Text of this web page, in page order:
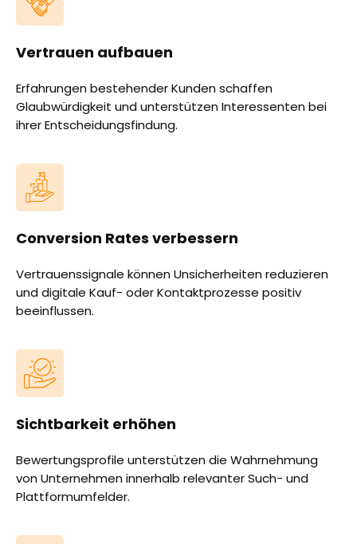
Vertrauen aufbauen
Erfahrungen bestehender Kunden schaffen
Glaubwürdigkeit und unterstützen Interessenten bei
ihrer Entscheidungsfindung.
Conversion Rates verbessern
Vertrauenssignale können Unsicherheiten reduzieren
und digitale Kauf- oder Kontaktprozesse positiv
beeinflussen.
Sichtbarkeit erhöhen
Bewertungsprofile unterstützen die Wahrnehmung
von Unternehmen innerhalb relevanter Such- und
Plattformumfelder.